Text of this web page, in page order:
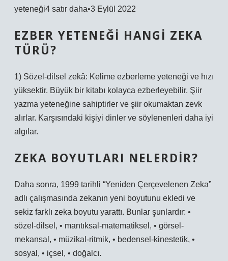
yeteneği4 satır daha•3 Eylül 2022
EZBER YETENEĞI HANGI ZEKA
TÜRÜ?
1) Sözel-dilsel zekâ: Kelime ezberleme yeteneği ve hızı
yüksektir. Büyük bir kitabı kolayca ezberleyebilir. Şiir
yazma yeteneğine sahiptirler ve şiir okumaktan zevk
alırlar. Karşısındaki kişiyi dinler ve söylenenleri daha iyi
algılar.
ZEKA BOYUTLARI NELERDIR?
Daha sonra, 1999 tarihli “Yeniden Çerçevelenen Zeka”
adlı çalışmasında zekanın yeni boyutunu ekledi ve
sekiz farklı zeka boyutu yarattı. Bunlar şunlardır: •
sözel-dilsel, • mantıksal-matematiksel, • görsel-
mekansal, • müzikal-ritmik, • bedensel-kinestetik, •
sosyal, • içsel, • doğalcı.